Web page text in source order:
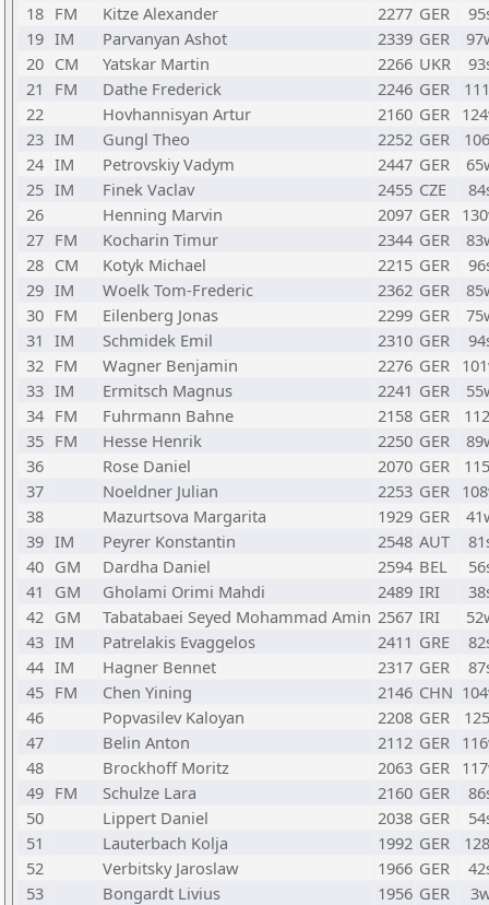
18 FM Kitze Alexander 2277 GER
19 IM Parvanyan Ashot 2339 GER
20 CM Yatskar Martin 2266 UKR
21
FM Dathe Frederick 2246 GER
22
Hovhannisyan Artur 2160 GER
23 IM Gungl Theo 2252 GER
24 IM Petrovskiy Vadym 2447 GER
25 IM Finek Vaclav 2455 CZE
26
Henning Marvin 2097 GER
27 FM Kocharin Timur 2344 GER
28 CM Kotyk Michael 2215 GER
29 IM Woelk Tom-Frederic 2362 GER
30 FM Eilenberg Jonas 2299 GER
31 IM Schmidek Emil 2310 GER
32 FM Wagner Benjamin 2276 GER
33 IM Ermitsch Magnus 2241 GER
34 FM Fuhrmann Bahne 2158 GER
35 FM Hesse Henrik 2250 GER
36
Rose Daniel 2070 GER
37
Noeldner Julian 2253 GER
38
Mazurtsova Margarita 1929 GER
39 IM Peyrer Konstantin 2548 AUT
40 GM Dardha Daniel 2594 BEL
41
GM Gholami Orimi Mahdi 2489 IRI
42 GM Tabatabaei Seyed Mohammad Amin 2567 IRI
43 IM Patrelakis Evaggelos 2411 GRE
44 IM Hagner Bennet 2317 GER
45 FM Chen Yining 2146 CHN
46
Popvasilev Kaloyan 2208 GER
47
Belin Anton 2112 GER
48
Brockhoff Moritz 2063 GER
49 FM Schulze Lara 2160 GER
50
Lippert Daniel 2038 GER
51
Lauterbach Kolja 1992 GER
52
Verbitsky Jaroslaw 1966 GER
53
Bongardt Livius 1956 GER